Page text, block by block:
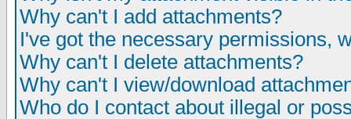
Why can't I add attachments?
I've got the necessary permissions,
Why can't I delete attachments?
Why can't I view/download
Who do I contact about illegal or